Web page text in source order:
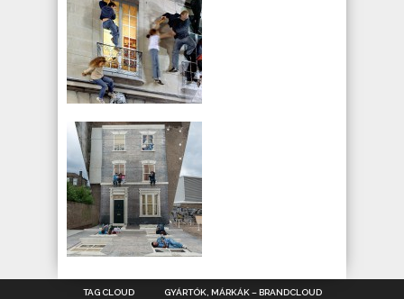
TAG CLOUD GYÁRTÓK, MÁRKÁK – BRANDCLOUD